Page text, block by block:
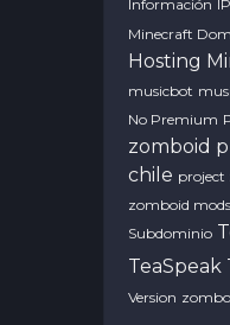
Información IP
Minecraft
Hosting
musicbot
No Premium
zomboid
chile project
zomboid mods
Subdominio
TeaSpeak
Version